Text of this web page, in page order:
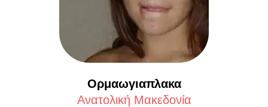
Ορμαωγιαπλακα
Aνατολική Μακεδονία